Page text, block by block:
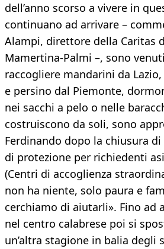
dell’anno scorso a vivere in
continuano ad arrivare –
Alampi, direttore della Caritas
Mamertina-Palmi –, sono
raccogliere mandarini da
e persino dal Piemonte,
nei sacchi a pelo o nelle
costruiscono da soli, sono
Ferdinando dopo la chiusura di
di protezione per richiedenti
(Centri di accoglienza
non ha niente, solo paura e
cerchiamo di aiutarli». Fino ad
nel centro calabrese poi si
un’altra stagione in balia degli